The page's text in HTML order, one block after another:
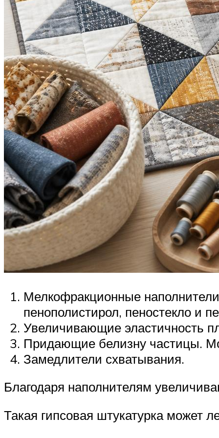
Мелкофракционные
пенополистирол, пеностекло и
Увеличивающие эластичность
Придающие белизну частицы.
Замедлители схватывания.
Благодаря наполнителям
Такая гипсовая штукатурка может